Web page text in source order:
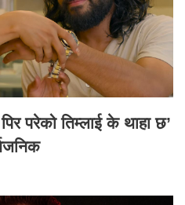
परेको तिम्लाई के थाहा छ’